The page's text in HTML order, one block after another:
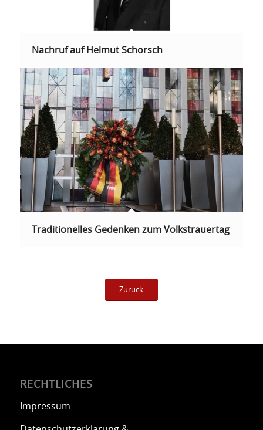
Nachruf auf Helmut Schorsch
Traditionelles Gedenken zum Volkstrauertag
Zurück
RECHTLICHES
Impressum